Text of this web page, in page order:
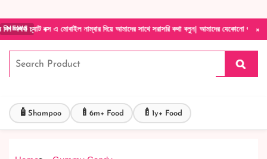
×
NEWSএ মোবাইল নাম্বার দিয়ে আমাদের সাথে সরাসরি কথা বলুন| আমাদের যেকোনো পণ্য হাতে নিয়ে
🧴 Shampoo 🍼 6m+ Food 🍼 1y+ Food